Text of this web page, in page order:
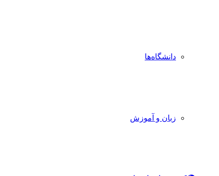
دانشگاه‌ها
زبان و آموزش